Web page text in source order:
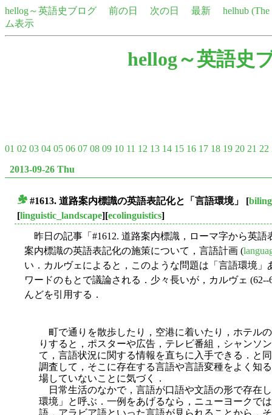
hellog～英語史ブログ 前の日 次の日 最新
helhub
ム表示
hellog～英語史
01 02 03 04 05 06 07 08 09 10 11 12 13 14 15 16 17 18 19 20 21 22
2013-09-26 Thu
#1613. 道路案内標識の英語表記化と「言語環境」 [
[linguistic_landscape][ecolinguistics]
昨日の記事「#1612. 道路案内標識，ローマ字から英語
案内標識の英語表記化の施策について，言語計画 (
い．カルヴェによると，このような問題は「言語環境
ワードのもとで議論される．少々長いが，カルヴェ
んどを引用する．
町で通りを散歩したり，空港に着いたり，ホテル
りすると，ポスターや広告，テレビ番組，シャンソ
て，言語状況に関する情報を直ちに入手できる．と
調査して，そこに存在する言語や言語変種をよく知
場していないことに気づく．
日常生活のなかで，言語が口語や文語の形で存在
環境」と呼ぶ．一例をあげるなら，ニューヨークで
語，アラビア語といった言語が見られることから，